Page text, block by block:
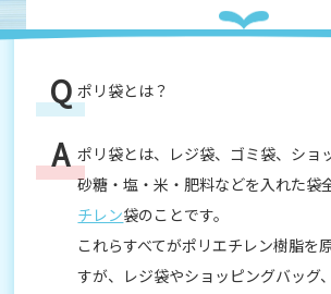
ポリ袋とは？
ポリ袋とは、レジ袋、ゴミ袋、ショ
砂糖・塩・米・肥料などを入れた袋
チレン袋のことです。
これらすべてがポリエチレン樹脂を
すが、レジ袋やショッピングバッグ